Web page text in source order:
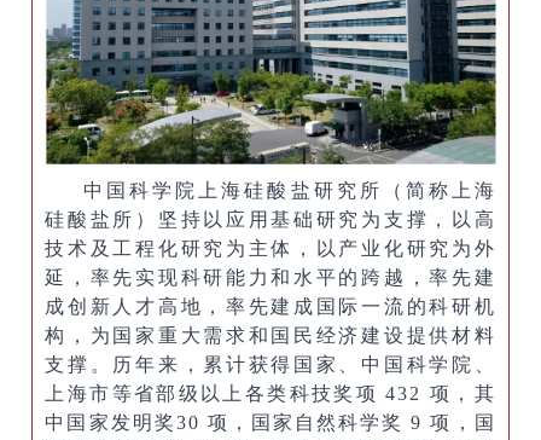
中国科学院上海硅酸盐研究所（简称上海
硅酸盐所）坚持以应用基础研究为支撑，以高
技术及工程化研究为主体，以产业化研究为外
延，率先实现科研能力和水平的跨越，率先建
成创新人才高地，率先建成国际一流的科研机
构，为国家重大需求和国民经济建设提供材料
支撑。历年来，累计获得国家、中国科学院、
上海市等省部级以上各类科技奖项 432 项，其
中国家发明奖30 项，国家自然科学奖 9 项，国